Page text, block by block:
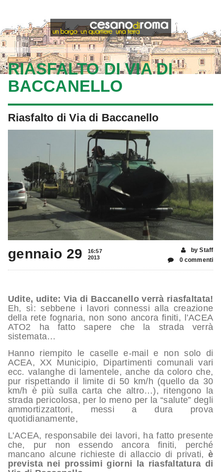
RIASFALTO DI VIA DI
BACCANELLO
Riasfalto di Via di Baccanello
gennaio 29
16:57
2013
by Staff
0 commenti
Udite, udite: Via di Baccanello verrà riasfaltata!
Eh, sì: sebbene i lavori connessi alla creazione
della rete fognaria, non sono ancora finiti, l’ACEA
ATO2 ha fatto sapere che la strada verrà
sistemata…
Hanno riempito le caselle e-mail e non solo di
ACEA, XX Municipio, Dipartimenti comunali vari
ecc. valanghe di lamentele, anche da coloro che,
pur rispettando il limite di 50 km/h (quello da 30
km/h è più sulla carta che altro…), ritengono la
strada pericolosa, per lo meno per la “salute” degli
ammortizzattori, messi a dura prova
quotidianamente,
L’ACEA, responsabile dei lavori, ha fatto presente
che, pur non essendo ancora finiti, perché
mancano alcune richieste di allaccio di privati,è
prevista nei prossimi giorni la riasfaltatura di